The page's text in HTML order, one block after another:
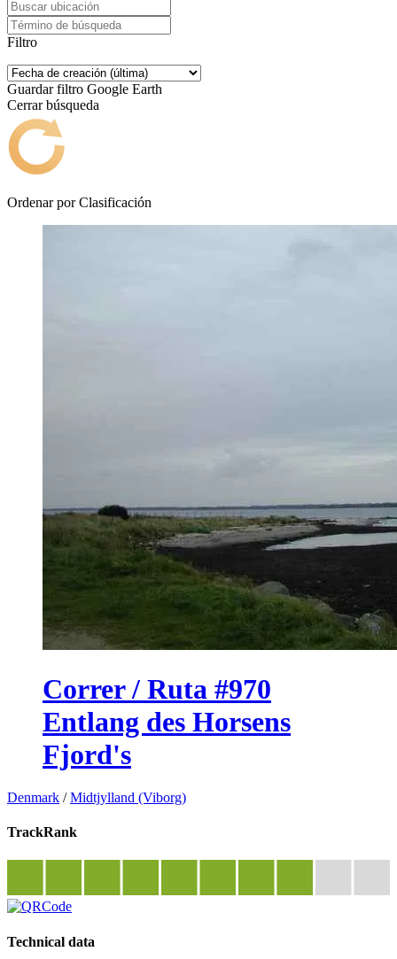
Filtro
Guardar filtro Google Earth
Cerrar búsqueda
Ordenar por Clasificación
Correr / Ruta #970
Entlang des Horsens
Fjord's
Denmark /Midtjylland (Viborg)
TrackRank
Technical data